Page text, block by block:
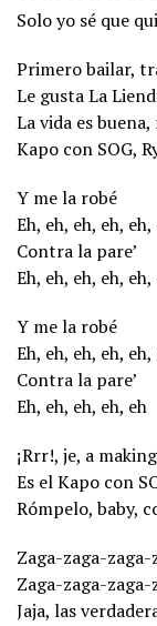
Solo yo sé que
Primеro bailar,
Le gusta La
La vida es
Kapo con SOG,
Y me la robé
Eh, eh, eh, eh, eh,
Contra la pare’
Eh, eh, eh, eh, eh,
Y me la robé
Eh, eh, eh, eh, eh,
Contra la pare’
Eh, eh, eh, eh, eh
¡Rrr!, je, a
Es el Kapo con
Rómpelo, baby,
Zaga-zaga-
Zaga-zaga-
Jaja, las